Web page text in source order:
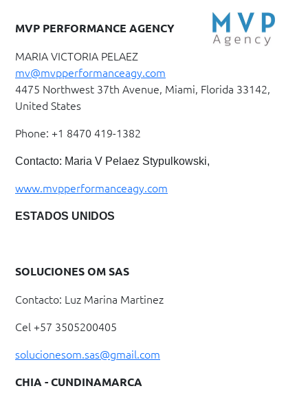
MVP PERFORMANCE AGENCY
MARIA VICTORIA PELAEZ
mv@mvpperformanceagy.com
4475 Northwest 37th Avenue, Miami, Florida 33142,
United States
Phone: +1 8470 419-1382
Contacto: Maria V Pelaez Stypulkowski,
www.mvpperformanceagy.com
ESTADOS UNIDOS
SOLUCIONES OM SAS
Contacto: Luz Marina Martinez
Cel +57 3505200405
solucionesom.sas@gmail.com
CHIA - CUNDINAMARCA